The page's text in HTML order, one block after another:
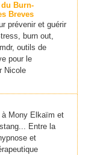
du Burn-
Breves
prévenir et guérir
burn out,
outils de
pour le
Nicole
à Mony Elkaïm et
Entre la
et